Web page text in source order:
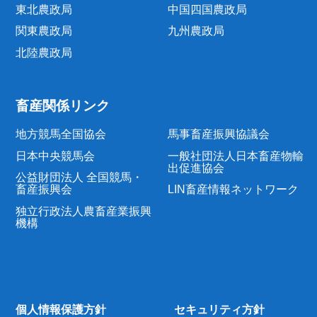
東北農政局
関東農政局
北陸農政局
中国四国農政局
九州農政局
畜産関係リンク
地方競馬全国協会
日本中央競馬会
公益財団法人 全国競馬・
畜産振興会
独立行政法人農畜産業振興
機構
馬事畜産振興協議会
一般社団法人日本畜産物輸
出促進協会
LIN畜産情報ネットワーク
個人情報保護方針 セキュリティ方針